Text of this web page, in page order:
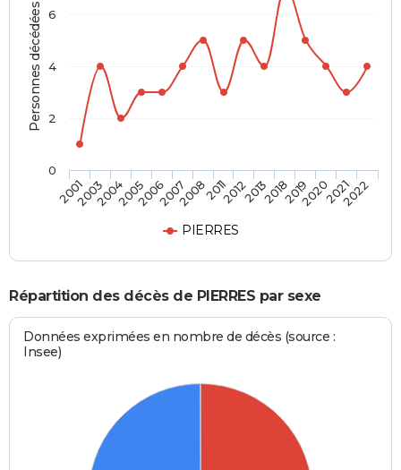
Personnes décédées
PIERRES
200120032004200520062007200820112012201320182019202020212022
0
2
4
6
Répartition des décès de PIERRES par sexe
Données exprimées en nombre de décès (source :
Insee)